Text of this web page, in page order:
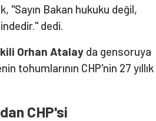
"Sayın Bakan hukuku değil,
dedi.
Orhan Atalay da gensoruya
tohumlarının CHP'nin 27 yıllık
CHP'si